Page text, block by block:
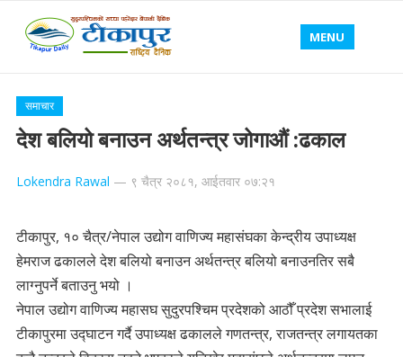
MENU
समाचार
देश बलियो बनाउन अर्थतन्त्र जोगाऔं :ढकाल
Lokendra Rawal — ९ चैत्र २०८१, आईतवार ०७:२१
टीकापुर, १० चैत्र/नेपाल उद्योग वाणिज्य महासंघका केन्द्रीय उपाध्यक्ष
हेमराज ढकालले देश बलियो बनाउन अर्थतन्त्र बलियो बनाउनतिर सबै
लाग्नुपर्ने बताउनु भयो ।
नेपाल उद्योग वाणिज्य महासघ सुदुरपश्चिम प्रदेशको आठौँ प्रदेश सभालाई
टीकापुरमा उद्घाटन गर्दै उपाध्यक्ष ढकालले गणतन्त्र, राजतन्त्र लगायतका